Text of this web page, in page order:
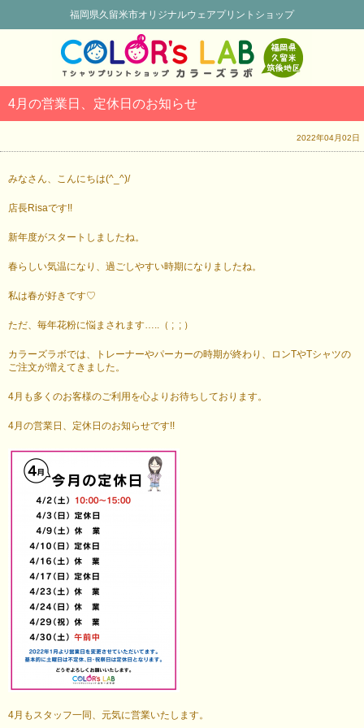
福岡県久留米市オリジナルウェアプリントショップ
4月の営業日、定休日のお知らせ
2022年04月02日
みなさん、こんにちは(^_^)/
店長Risaです!!
新年度がスタートしましたね。
春らしい気温になり、過ごしやすい時期になりましたね。
私は春が好きです♡
ただ、毎年花粉に悩まされます…..（ ; ; ）
カラーズラボでは、トレーナーやパーカーの時期が終わり、ロンTやTシャツの
ご注文が増えてきました。
4月も多くのお客様のご利用を心よりお待ちしております。
4月の営業日、定休日のお知らせです!!
4月もスタッフ一同、元気に営業いたします。